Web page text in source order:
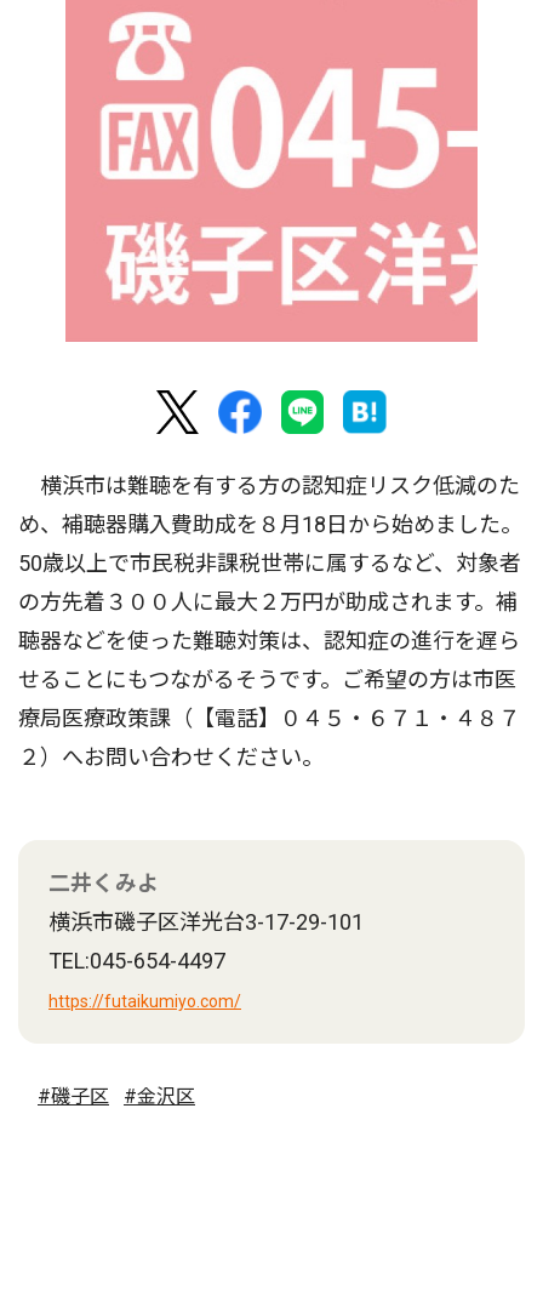
横浜市は難聴を有する方の認知症リスク低減のた
め、補聴器購入費助成を８月18日から始めました。
50歳以上で市民税非課税世帯に属するなど、対象者
の方先着３００人に最大２万円が助成されます。補
聴器などを使った難聴対策は、認知症の進行を遅ら
せることにもつながるそうです。ご希望の方は市医
療局医療政策課（【電話】０４５・６７１・４８７
２）へお問い合わせください。
二井くみよ
横浜市磯子区洋光台3-17-29-101
TEL:045-654-4497
https://futaikumiyo.com/
#磯子区 #金沢区